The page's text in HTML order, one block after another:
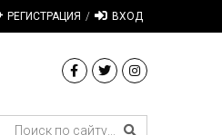
РЕГИСТРАЦИЯ / ВХОД